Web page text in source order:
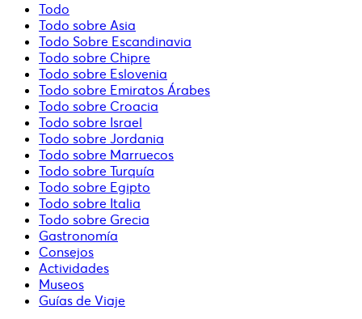
Todo
Todo sobre Asia
Todo Sobre Escandinavia
Todo sobre Chipre
Todo sobre Eslovenia
Todo sobre Emiratos Árabes
Todo sobre Croacia
Todo sobre Israel
Todo sobre Jordania
Todo sobre Marruecos
Todo sobre Turquía
Todo sobre Egipto
Todo sobre Italia
Todo sobre Grecia
Gastronomía
Consejos
Actividades
Museos
Guías de Viaje